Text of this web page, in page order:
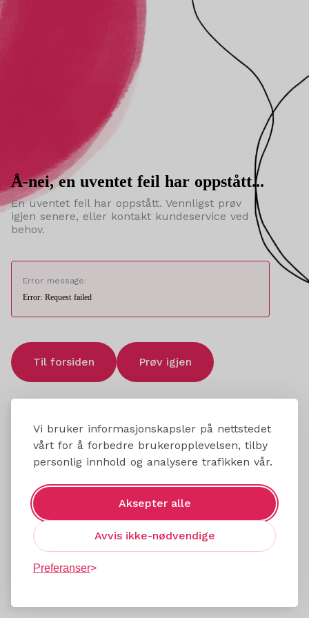
Vi bruker informasjonskapsler på nettstedet
vårt for å forbedre brukeropplevelsen, tilby
personlig innhold og analysere trafikken vår.
Aksepter alle
Avvis ikke-nødvendige
Preferanser
Å-nei, en uventet feil har oppstått...
En uventet feil har oppstått. Vennligst prøv
igjen senere, eller kontakt kundeservice ved
behov.
Error message:
Error: Request failed
Til forsiden Prøv igjen